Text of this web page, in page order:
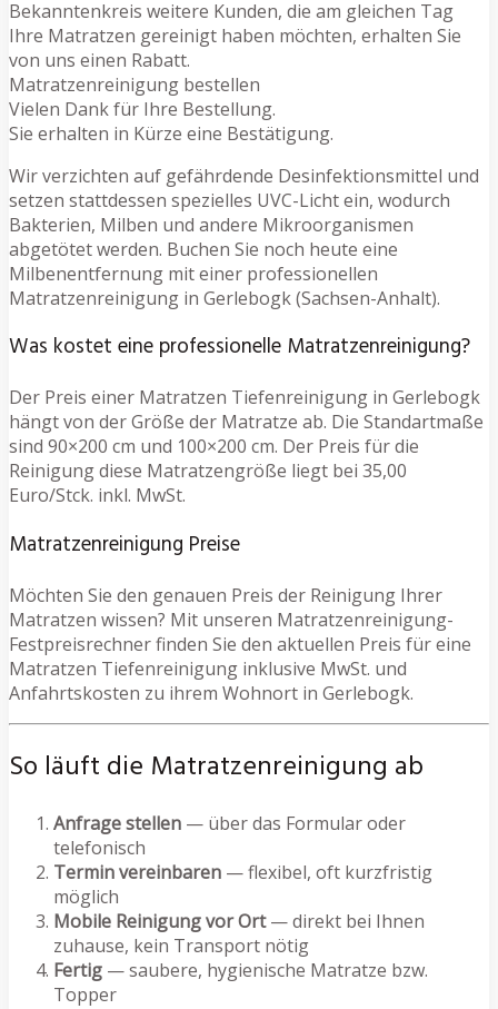
Bekanntenkreis weitere Kunden, die am gleichen Tag
Ihre Matratzen gereinigt haben möchten, erhalten Sie
von uns einen Rabatt.
Matratzenreinigung bestellen
Vielen Dank für Ihre Bestellung.
Sie erhalten in Kürze eine Bestätigung.
Wir verzichten auf gefährdende Desinfektionsmittel und
setzen stattdessen spezielles UVC-Licht ein, wodurch
Bakterien, Milben und andere Mikroorganismen
abgetötet werden. Buchen Sie noch heute eine
Milbenentfernung mit einer professionellen
Matratzenreinigung in Gerlebogk (Sachsen-Anhalt).
Was kostet eine professionelle Matratzenreinigung?
Der Preis einer Matratzen Tiefenreinigung in Gerlebogk
hängt von der Größe der Matratze ab. Die Standartmaße
sind 90×200 cm und 100×200 cm. Der Preis für die
Reinigung diese Matratzengröße liegt bei 35,00
Euro/Stck. inkl. MwSt.
Matratzenreinigung Preise
Möchten Sie den genauen Preis der Reinigung Ihrer
Matratzen wissen? Mit unseren Matratzenreinigung-
Festpreisrechner finden Sie den aktuellen Preis für eine
Matratzen Tiefenreinigung inklusive MwSt. und
Anfahrtskosten zu ihrem Wohnort in Gerlebogk.
So läuft die Matratzenreinigung ab
Anfrage stellen — über das Formular oder
telefonisch
Termin vereinbaren — flexibel, oft kurzfristig
möglich
Mobile Reinigung vor Ort— direkt bei Ihnen
zuhause, kein Transport nötig
Fertig — saubere, hygienische Matratze bzw.
Topper